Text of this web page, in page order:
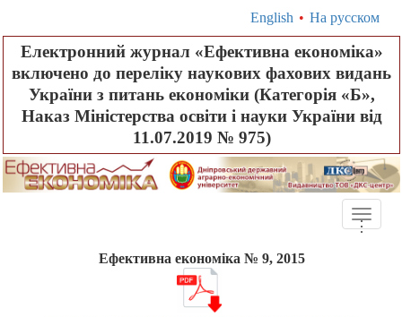
English • На русском
Електронний журнал «Ефективна економіка»
включено до переліку наукових фахових видань
України з питань економіки (Категорія «Б»,
Наказ Міністерства освіти і науки України від
11.07.2019 № 975)
Toggle
...
Ефективна економіка № 9, 2015